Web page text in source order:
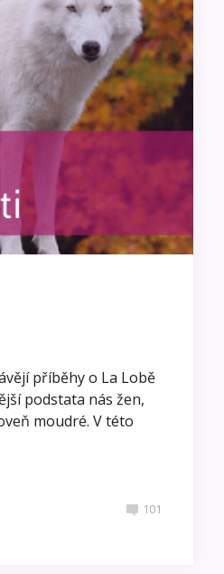
příběhy o La Lobě
podstata nás žen,
moudré. V této
101